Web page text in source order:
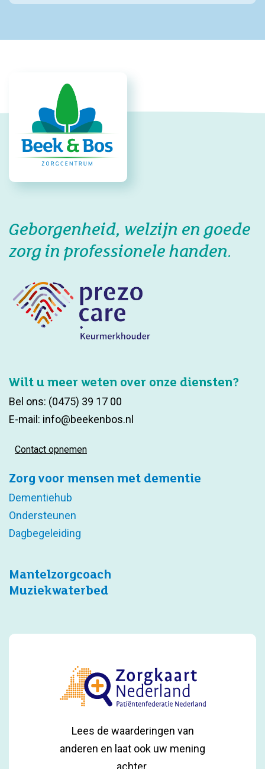
Geborgenheid, welzijn en goede
zorg in professionele handen.
Wilt u meer weten over onze diensten?
Bel ons: (0475) 39 17 00
E-mail: info@beekenbos.nl
Contact opnemen
Zorg voor mensen met dementie
Dementiehub
Ondersteunen
Dagbegeleiding
Mantelzorgcoach
Muziekwaterbed
Lees de waarderingen van
anderen en laat ook uw mening
achter.